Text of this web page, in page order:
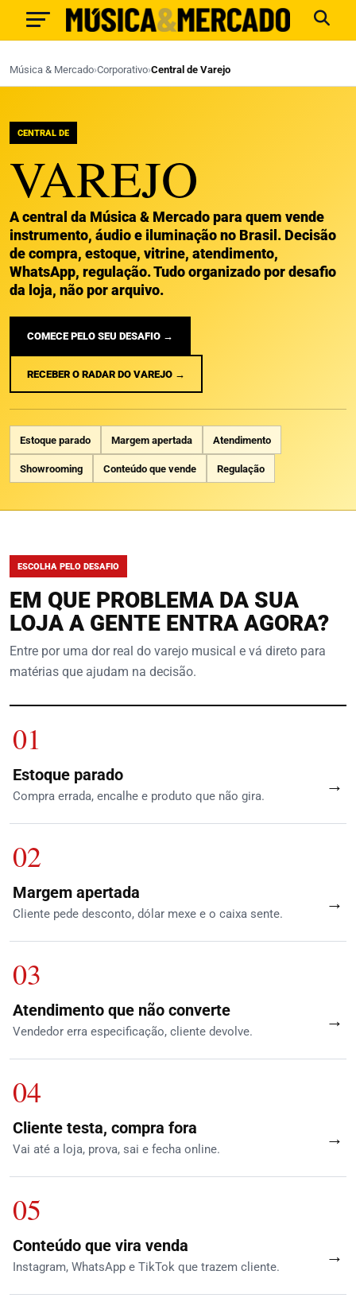
Música & Mercado›Corporativo›Central de Varejo
CENTRAL DE
VAREJO
A central da Música & Mercado para quem vende
instrumento, áudio e iluminação no Brasil. Decisão
de compra, estoque, vitrine, atendimento,
WhatsApp, regulação. Tudo organizado por desafio
da loja, não por arquivo.
COMECE PELO SEU DESAFIO →
RECEBER O RADAR DO VAREJO →
Estoque parado Margem apertada Atendimento
Showrooming Conteúdo que vende Regulação
ESCOLHA PELO DESAFIO
EM QUE PROBLEMA DA SUA
LOJA A GENTE ENTRA AGORA?
Entre por uma dor real do varejo musical e vá direto para
matérias que ajudam na decisão.
01
Estoque parado
Compra errada, encalhe e produto que não gira.
→
02
Margem apertada
Cliente pede desconto, dólar mexe e o caixa sente.
→
03
Atendimento que não converte
Vendedor erra especificação, cliente devolve.
→
04
Cliente testa, compra fora
Vai até a loja, prova, sai e fecha online.
→
05
Conteúdo que vira venda
Instagram, WhatsApp e TikTok que trazem cliente.
→